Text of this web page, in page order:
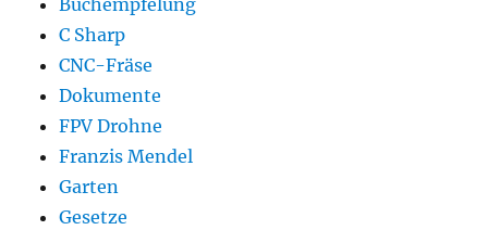
Buchempfelung
C Sharp
CNC-Fräse
Dokumente
FPV Drohne
Franzis Mendel
Garten
Gesetze